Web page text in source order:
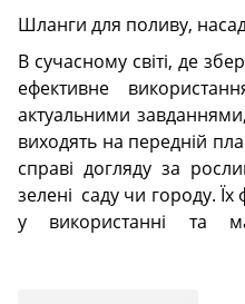
Шланги для поливу,
В сучасному світі, де
ефективне
актуальними
виходять на передній
справі догляду за
зелені саду чи городу. Їх
у використанні та